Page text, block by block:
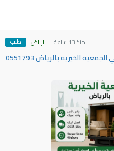
منذ 13 ساعة الرياض طلب
توصيل الاثات المستعمل الي الجمعيه الخيريه بالرياض 0551793